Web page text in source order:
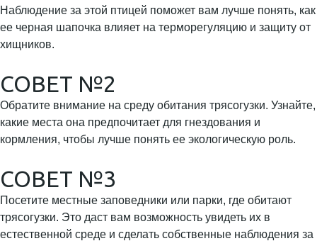
Наблюдение за этой птицей поможет вам лучше понять, как
ее черная шапочка влияет на терморегуляцию и защиту от
хищников.
СОВЕТ №2
Обратите внимание на среду обитания трясогузки. Узнайте,
какие места она предпочитает для гнездования и
кормления, чтобы лучше понять ее экологическую роль.
СОВЕТ №3
Посетите местные заповедники или парки, где обитают
трясогузки. Это даст вам возможность увидеть их в
естественной среде и сделать собственные наблюдения за